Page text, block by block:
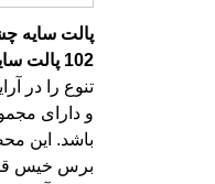
پالت سایه
102 پالت
تنوع را در
و دارای
برس خیس